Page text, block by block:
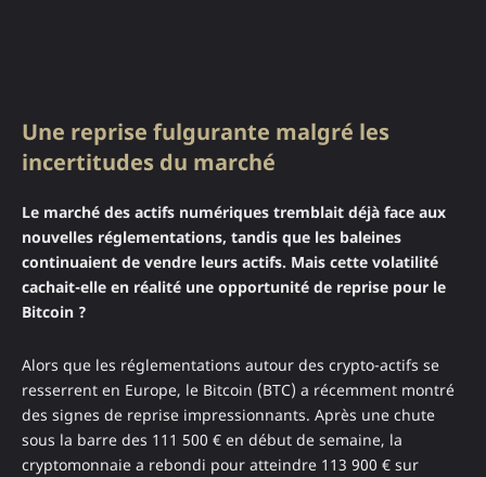
Une reprise fulgurante malgré les
incertitudes du marché
Le marché des actifs numériques tremblait déjà face aux
nouvelles réglementations, tandis que les baleines
continuaient de vendre leurs actifs. Mais cette volatilité
cachait-elle en réalité une opportunité de reprise pour le
Bitcoin ?
Alors que les réglementations autour des crypto-actifs se
resserrent en Europe, le Bitcoin (BTC) a récemment montré
des signes de reprise impressionnants. Après une chute
sous la barre des 111 500 € en début de semaine, la
cryptomonnaie a rebondi pour atteindre 113 900 € sur